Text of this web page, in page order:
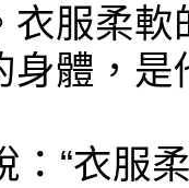
衣服柔
身體，
：“衣服